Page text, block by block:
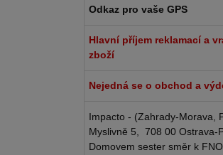
Odkaz pro vaše GPS
Hlavní příjem reklamací a
zboží
Nejedná se o obchod a
Impacto - (Zahrady-Morava,
Myslivně 5, 708 00 Ostrava-
Domovem sester směr k